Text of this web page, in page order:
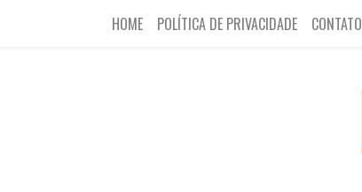
HOME POLÍTICA DE PRIVACIDADE CONTATO